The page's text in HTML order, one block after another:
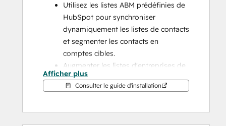
Utilisez les listes ABM prédéfinies de
HubSpot pour synchroniser
dynamiquement les listes de contacts
et segmenter les contacts en
comptes cibles.
Augmenter les listes d'entreprises de
HubSpot avec l'apprentissage
automatique basé sur l'évaluation et
Afficher plus
Consulter le guide d'installation